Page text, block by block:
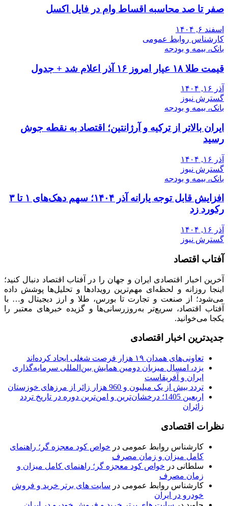
صفر تا صد محاسبه اقساط وام در فایل اکسل
اسفند ۶, ۱۴۰۴
کارشناس روابط عمومی
بانک، بیمه و بودجه
قیمت طلا ۱۸ عیار امروز ۱۶ آذر اعلام شد + جدول
آذر ۱۶, ۱۴۰۴
گسترش نیوز
بانک، بیمه و بودجه
ایران بالاتر از ترکیه و آرژانتین؛ اقتصاد به نقطه جوش
رسید
آذر ۱۶, ۱۴۰۴
گسترش نیوز
بانک، بیمه و بودجه
افزایش قابل توجه یارانه آذر ۱۴۰۴؛ سهم دهک‌های ۱ تا ۳
رکورد زد
آذر ۱۶, ۱۴۰۴
گسترش نیوز
آفتاب اقتصاد
آخرین اخبار اقتصادی ایران و جهان را در آفتاب اقتصاد دنبال کنید؛
اینجا روزانه و لحظه‌ای مهم‌ترین رویدادها و تحلیل‌ها پوشش داده
می‌شود؛ از صنعت و تجارت تا بورس، طلا و ارز دیجیتال و… با
آفتاب اقتصاد، سریع‌تر به‌روزرسانی‌ها و گزیده خبرهای معتبر را
یکجا می‌خوانید.
جدیدترین اخبار اقتصادی
تعاونی‌های همدان ۱۹ هزار فرصت شغلی ایجاد کرده‌اند
یزد، امسال میزبان دومین همایش بین‌المللی سرمایه‌گذاری
ایران و آفریقاست
تردد بیش از یک میلیون و 960 هزار زائر از مرزهای خوزستان
اربعین 1405؛ درخشان‌ترین و امن‌ترین دوره در تاریخ تردد
زائران
نظرات اقتصادی
کارشناس روابط عمومی در خواص کود معجزه گر؛ راهنمای
کامل میزان و زمان مصرف
سلطانی در خواص کود معجزه گر؛ راهنمای کامل میزان و
زمان مصرف
کارشناس روابط عمومی در سایت های برتر خرید و فروش
خودرو در ایران